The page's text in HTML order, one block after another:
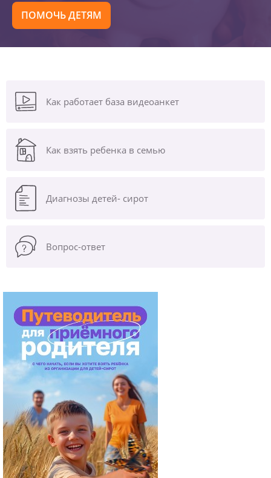
ПОМОЧЬ ДЕТЯМ
Как работает база видеоанкет
Как взять ребенка в семью
Диагнозы детей- сирот
Вопрос-ответ